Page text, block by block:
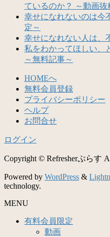
ているのか？ ～動画抜
幸せになれないのは今
定～
幸せになれない人は
私をわかってほしい、
～無料記事～
HOMEへ
無料会員登録
プライバシーポリシー
ヘルプ
お問合せ
ログイン
Copyright © Refresherぷらす
Powered by WordPress &
technology.
MENU
有料会員限定
動画